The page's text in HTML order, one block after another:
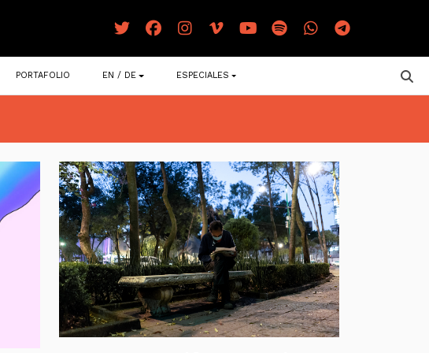
PORTAFOLIO EN / DE ESPECIALES